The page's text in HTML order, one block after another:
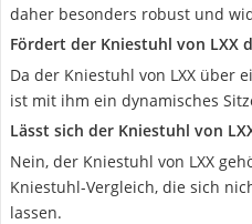
daher besonders robust und
Fördert der Kniestuhl von LXX
Da der Kniestuhl von LXX über
ist mit ihm ein dynamisches
Lässt sich der Kniestuhl von
Nein, der Kniestuhl von LXX
Kniestuhl-Vergleich, die sich
lassen.